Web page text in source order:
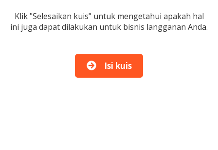
Klik "Selesaikan kuis" untuk mengetahui apakah hal
ini juga dapat dilakukan untuk bisnis langganan Anda.
Isi kuis